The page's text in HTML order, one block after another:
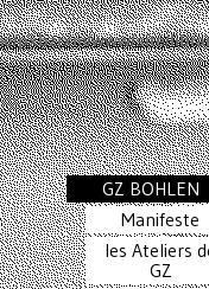
pxbzrxm/www/site/
GZ BOHLEN
Manifeste
les Ateliers
GZ